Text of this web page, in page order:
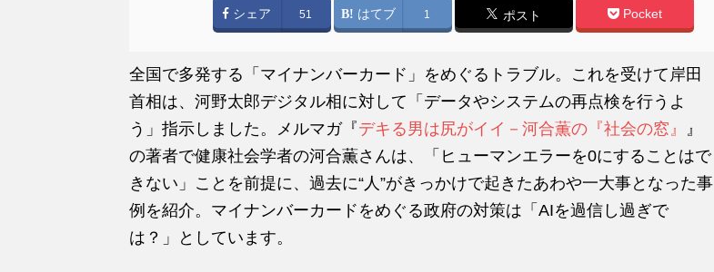
シェア 51 はてブ 1 ポスト Pocket
全国で多発する「マイナンバーカード」をめぐるトラブル。これを受けて岸田
首相は、河野太郎デジタル相に対して「データやシステムの再点検を行うよ
う」指示しました。メルマガ『デキる男は尻がイイ－河合薫の『社会の窓』
』
の著者で健康社会学者の河合薫さんは、「ヒューマンエラーを0にすることはで
きない」ことを前提に、過去に“人”がきっかけで起きたあわや一大事となった事
例を紹介。マイナンバーカードをめぐる政府の対策は「AIを過信し過ぎで
は？」としています。